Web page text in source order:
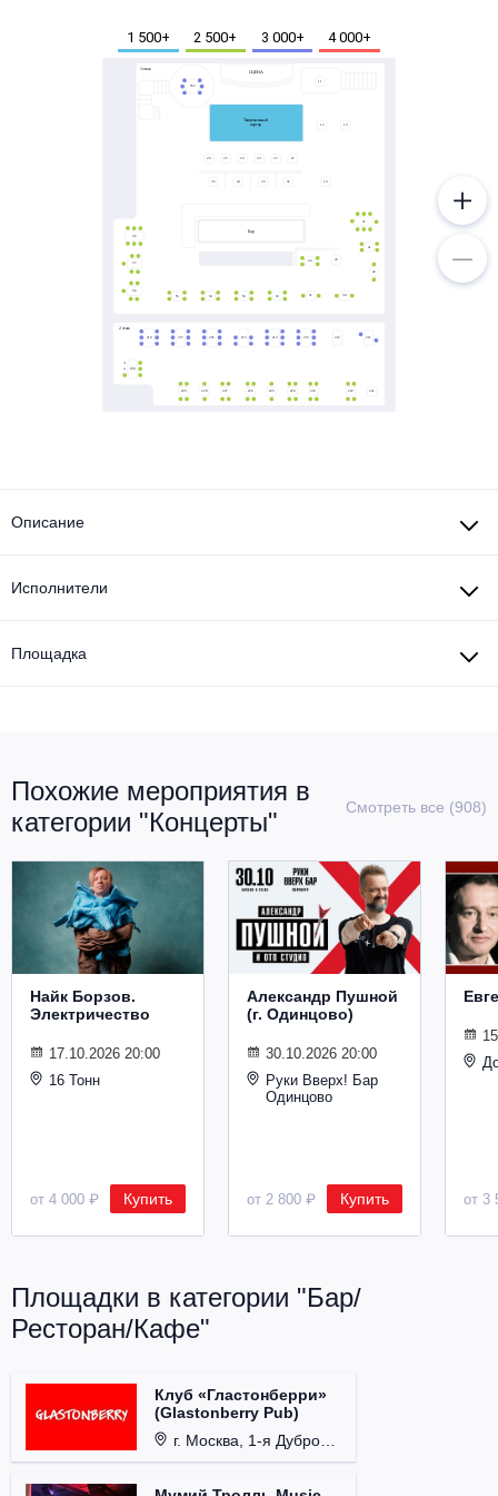
Описание
Исполнители
Площадка
Похожие мероприятия в
категории "Концерты"
Смотреть все (908)
Найк Борзов.
Электричество
17.10.2026 20:00
16 Тонн
от 4 000 ₽ Купить
Александр Пушной
(г. Одинцово)
30.10.2026 20:00
Руки Вверх! Бар
Одинцово
от 2 800 ₽ Купить от 3
Площадки в категории "Бар/
Ресторан/Кафе"
Клуб «Гластонберри»
(Glastonberry Pub)
г. Москва, 1-я Дубровская ул., д. 13А, стр. 1.